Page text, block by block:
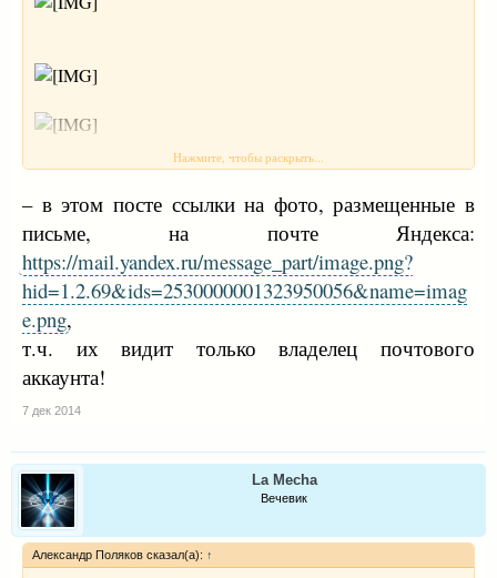
Нажмите, чтобы раскрыть...
– в этом посте ссылки на фото, размещенные в
письме, на почте Яндекса:
https://mail.yandex.ru/message_part/image.png?
hid=1.2.69&ids=2530000001323950056&name=imag
e.png,
т.ч. их видит только владелец почтового
аккаунта!
7 дек 2014
La Mecha
Вечевик
Александр Поляков сказал(а): ↑